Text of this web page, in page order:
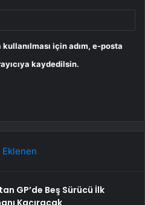
için adım, e-posta
kaydedilsin.
Eklenen
GP’de Beş Sürücü İlk